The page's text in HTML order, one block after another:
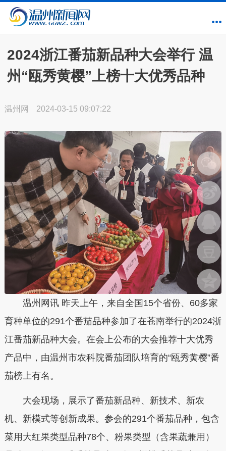
2024浙江番茄新品种大会举行 温
州“瓯秀黄樱”上榜十大优秀品种
温州网 2024-03-15 09:07:22
温州网讯 昨天上午，来自全国15个省份、60多家
育种单位的291个番茄品种参加了在苍南举行的2024浙
江番茄新品种大会。在会上公布的大会推荐十大优秀
产品中，由温州市农科院番茄团队培育的“瓯秀黄樱”番
茄榜上有名。
大会现场，展示了番茄新品种、新技术、新农
机、新模式等创新成果。参会的291个番茄品种，包含
菜用大红果类型品种78个、粉果类型（含果蔬兼用）